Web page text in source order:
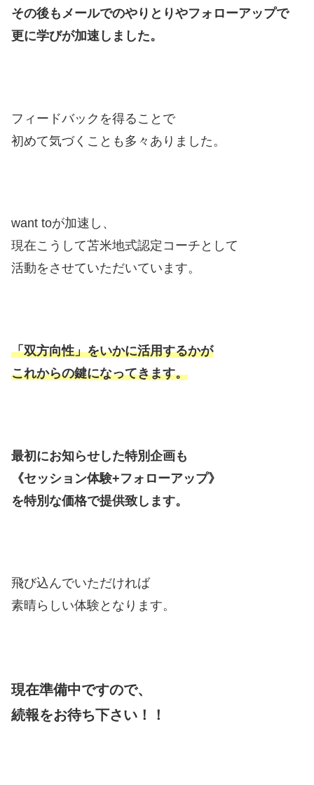
その後もメールでのやりとりやフォローアップで
更に学びが加速しました。
フィードバックを得ることで
初めて気づくことも多々ありました。
want toが加速し、
現在こうして苫米地式認定コーチとして
活動をさせていただいています。
「双方向性」をいかに活用するかが
これからの鍵になってきます。
最初にお知らせした特別企画も
《セッション体験+フォローアップ》
を特別な価格で提供致します。
飛び込んでいただければ
素晴らしい体験となります。
現在準備中ですので、
続報をお待ち下さい！！